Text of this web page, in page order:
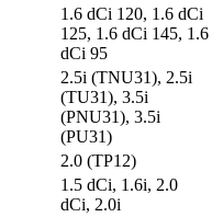
1.6 dCi 120, 1.6 dCi
125, 1.6 dCi 145, 1.6
dCi 95
2.5i (TNU31), 2.5i
(TU31), 3.5i
(PNU31), 3.5i
(PU31)
2.0 (TP12)
1.5 dCi, 1.6i, 2.0
dCi, 2.0i